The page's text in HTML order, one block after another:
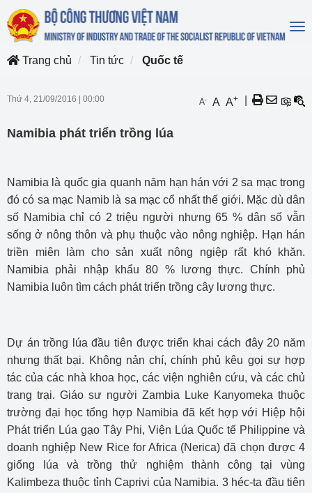
Trang chủ
Tin tức Quốc tế
Thứ 4, 21/09/2016 00:00 A- A A+
Namibia phát triển trồng lúa
Namibia là quốc gia quanh năm hạn hán với 2 sa mạc trong
đó có sa mạc Namib là sa mạc cổ nhất thế giới. Mặc dù dân
số Namibia chỉ có 2 triệu người nhưng 65 % dân số vẫn
sống ở nông thôn và phụ thuộc vào nông nghiệp. Hạn hán
triền miên làm cho sản xuất nông ngiệp rất khó khăn.
Namibia phải nhập khẩu 80 % lương thực. Chính phủ
Namibia luôn tìm cách phát triển trồng cây lương thực.
Dự án trồng lúa đầu tiên được triển khai cách đây 20 năm
nhưng thất bại. Không nản chí, chính phủ kêu gọi sự hợp
tác của các nhà khoa học, các viện nghiên cứu, và các chủ
trang trại. Giáo sư người Zambia Luke Kanyomeka thuộc
trường đại học tổng hợp Namibia đã kết hợp với Hiệp hội
Phát triển Lúa gạo Tây Phi, Viện Lúa Quốc tế Philippine và
doanh nghiệp New Rice for Africa (Nerica) đã chọn được 4
giống lúa và trồng thử nghiệm thành công tại vùng
Kalimbeza thuộc tỉnh Caprivi của Namibia. 3 héc-ta đầu tiên